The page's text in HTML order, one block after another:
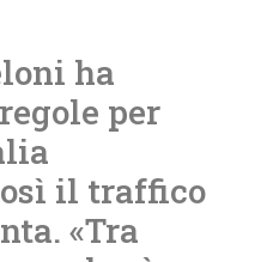
ha
per
il traffico
«Tra